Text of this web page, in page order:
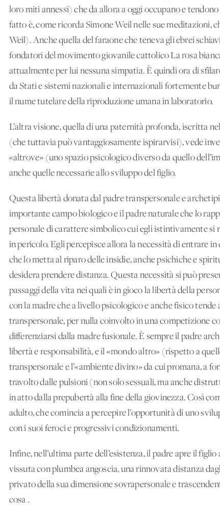
loro miti annessi) che da allora a oggi occupano e
fatto è, come ricorda Simone Weil nelle sue meditazioni,
Weil). Anche quella del faraone che teneva gli ebrei
fondatori del movimento giovanile cattolico La rosa
attualmente per lui nessuna simpatia. È quindi ora di
da Stati e sistemi nazionali e internazionali fortemente
il nume tutelare della riproduzione umana in laboratorio.
L’altra visione, quella di una paternità profonda, iscritta
(che tuttavia può vantaggiosamente ispirarvisi), vede
«altrove» (uno spazio psicologico diverso da quello
anche quelle necessarie allo sviluppo del figlio.
Questa libertà donata dal padre transpersonale e
importante campo biologico e il padre naturale che lo
personale di carattere simbolico cui egli istintivamente si
in pericolo. Egli percepisce allora la necessità di entrare
che lo metta al riparo delle insidie, anche psichiche e
desidera prendere distanza. Questa necessità si può
passaggi della vita nei quali è in gioco la libertà della
con la madre che a livello psicologico e anche fisico
transpersonale, per nulla coinvolto in una competizione
differenziarsi dalla madre fusionale. È sempre il padre
libertà e responsabilità, e il «mondo altro» (rispetto a
transpersonale e l’«ambiente divino» da cui promana, a
travolto dalle pulsioni (non solo sessuali, ma anche
in atto dalla prepubertà alla fine della giovinezza. Così
adulto, che comincia a percepire l’opportunità di uno
con i suoi feroci e progressivi condizionamenti.
Infine, nell’ultima parte dell’esistenza, il padre apre il
vissuta con plumbea angoscia, una rinnovata distanza
privato della sua dimensione sovrapersonale e
cosa .